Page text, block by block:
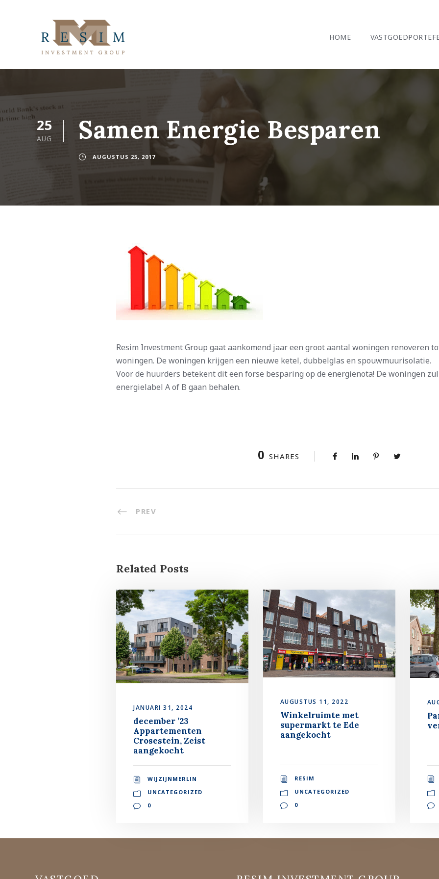
HOME
25
AUG Samen Energie Besparen
AUGUSTUS 25, 2017
Resim Investment Group gaat aankomend jaar een groot aantal woningen renoveren
woningen. De woningen krijgen een nieuwe ketel, dubbelglas en spouwmuurisolatie.
Voor de huurders betekent dit een forse besparing op de energienota! De woningen
energielabel A of B gaan behalen.
0 SHARES
PREV
Related Posts
JANUARI 31, 2024
december ’23
Appartementen
Crosestein, Zeist
aangekocht
WIJZIJNMERLIN
UNCATEGORIZED
0
AUGUSTUS 11, 2022
Winkelruimte met
supermarkt te Ede
aangekocht
RESIM
UNCATEGORIZED
0